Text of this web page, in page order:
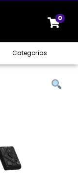
0
Categorías